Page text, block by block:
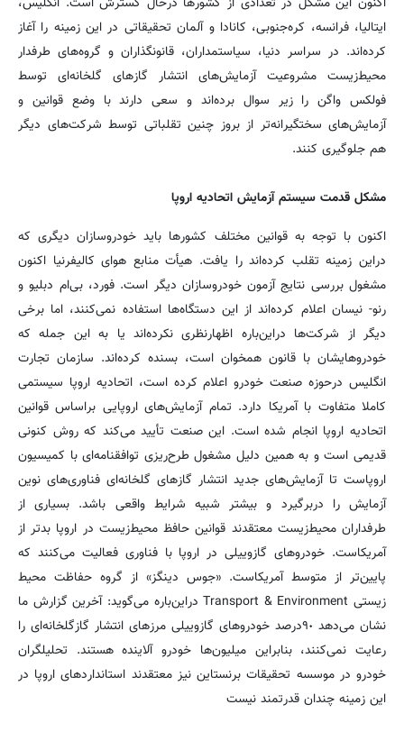
ایتالیا، فرانسه، کره‌جنوبی، کانادا و آلمان تحقیقاتی در این زمینه را آغاز
کرده‌اند. در سراسر دنیا، سیاستمداران، قانونگذاران و گروه‌های طرفدار
محیط‌زیست مشروعیت آزمایش‌های انتشار گازهای گلخانه‌ای توسط
فولکس واگن را زیر سوال برده‌اند و سعی دارند با وضع قوانین و
آزمایش‌های سختگیرانه‌تر از بروز چنین تقلباتی توسط شرکت‌های دیگر
هم جلوگیری کنند.
مشکل قدمت سیستم آزمایش اتحادیه اروپا
اکنون با توجه به قوانین مختلف کشورها باید خودروسازان دیگری که
دراین زمینه تقلب کرده‌اند را یافت. هیأت منابع هوای کالیفرنیا اکنون
مشغول بررسی نتایج آزمون خودروسازان دیگر است. فورد، بی‌ام دبلیو و
رنو- نیسان اعلام کرده‌اند از این دستگاه‌ها استفاده نمی‌کنند، اما برخی
دیگر از شرکت‌ها دراین‌باره اظهارنظری نکرده‌اند یا به این جمله که
خودروهایشان با قانون همخوان است، بسنده کرده‌اند. سازمان تجارت
انگلیس درحوزه صنعت خودرو اعلام کرده است، اتحادیه اروپا سیستمی
کاملا متفاوت با آمریکا دارد. تمام آزمایش‌های اروپایی براساس قوانین
اتحادیه اروپا انجام شده است. این صنعت تأیید می‌کند که روش کنونی
قدیمی است و به همین دلیل مشغول طرح‌ریزی توافقنامه‌ای با کمیسیون
اروپاست تا آزمایش‌های جدید انتشار گازهای گلخانه‌ای فناوری‌های نوین
آزمایش را دربرگیرد و بیشتر شبیه شرایط واقعی باشد. بسیاری از
طرفداران محیط‌زیست معتقدند قوانین حافظ محیط‌زیست در اروپا بدتر از
آمریکاست. خودروهای گازوییلی در اروپا با فناوری فعالیت می‌کنند که
پایین‌تر از متوسط آمریکاست. «جوس دینگز» از گروه حفاظت محیط
زیستی Transport & Environment دراین‌باره می‌گوید: آخرین گزارش ما
نشان می‌دهد ٩٠‌درصد خودروهای گازوییلی مرزهای انتشار گازگلخانه‌ای را
رعایت نمی‌کنند، بنابراین میلیون‌ها خودرو آلاینده هستند. تحلیلگران
خودرو در موسسه تحقیقات برنستاین نیز معتقدند استانداردهای اروپا در
این زمینه چندان قدرتمند نیست